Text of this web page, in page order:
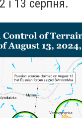
і 13 серпня.